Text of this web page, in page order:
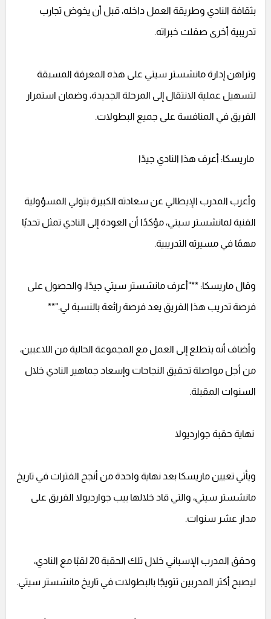
بثقافة النادي وطريقة العمل داخله، قبل أن يخوض تجارب
تدريبية أخرى صقلت خبراته.
وتراهن إدارة مانشستر سيتي على هذه المعرفة المسبقة
لتسهيل عملية الانتقال إلى المرحلة الجديدة، وضمان استمرار
الفريق في المنافسة على جميع البطولات.
ماريسكا: أعرف هذا النادي جيدًا
وأعرب المدرب الإيطالي عن سعادته الكبيرة بتولي المسؤولية
الفنية لمانشستر سيتي، مؤكدًا أن العودة إلى النادي تمثل تحديًا
مهمًا في مسيرته التدريبية.
وقال ماريسكا: **"أعرف مانشستر سيتي جيدًا، والحصول على
فرصة تدريب هذا الفريق يعد فرصة رائعة بالنسبة لي."**
وأضاف أنه يتطلع إلى العمل مع المجموعة الحالية من اللاعبين،
من أجل مواصلة تحقيق النجاحات وإسعاد جماهير النادي خلال
السنوات المقبلة.
نهاية حقبة جوارديولا
ويأتي تعيين ماريسكا بعد نهاية واحدة من أنجح الفترات في تاريخ
مانشستر سيتي، والتي قاد خلالها بيب جوارديولا الفريق على
مدار عشر سنوات.
وحقق المدرب الإسباني خلال تلك الحقبة 20 لقبًا مع النادي،
ليصبح أكثر المدربين تتويجًا بالبطولات في تاريخ مانشستر سيتي.